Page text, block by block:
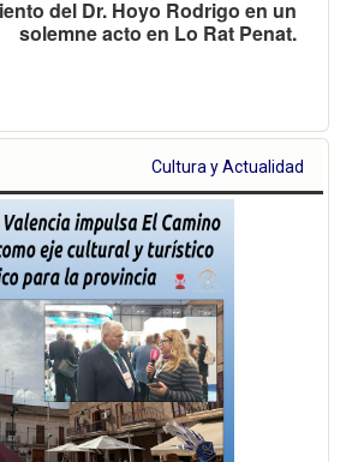
del Dr. Hoyo Rodrigo en un
solemne acto en Lo Rat Penat.
Cultura y Actualidad